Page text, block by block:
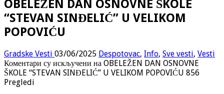
OBELEŽEN DAN OSNOVNE ŠKOLE
“STEVAN SINĐELIĆ” U VELIKOM
POPOVIĆU
Gradske Vesti 03/06/2025 Despotovac, Info, Sve vesti, Vesti
Коментари су искључени на OBELEŽEN DAN OSNOVNE
ŠKOLE “STEVAN SINĐELIĆ” U VELIKOM POPOVIĆU 856
Pregledi